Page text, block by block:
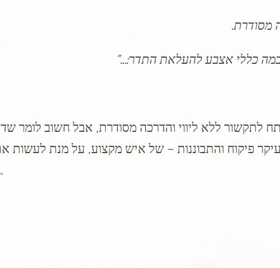
מסודרת.
כללי אצבע להעלאת התדר:…”
לתקשור ללא ליווי והדרכה מסודרת, אבל חשוב לומר
פיקוח והתבוננות – של איש מקצוע, על מנת לעשות